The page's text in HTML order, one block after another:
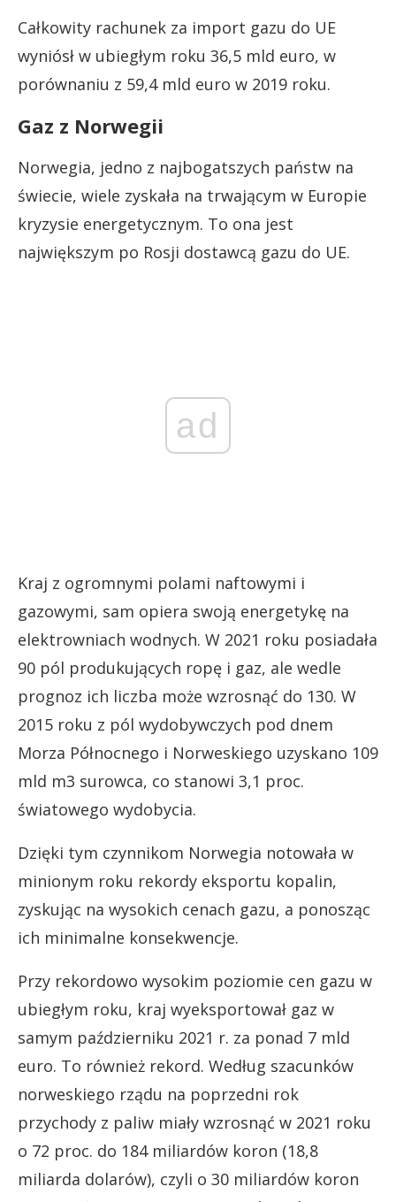
Całkowity rachunek za import gazu do UE
wyniósł w ubiegłym roku 36,5 mld euro, w
porównaniu z 59,4 mld euro w 2019 roku.
Gaz z Norwegii
Norwegia, jedno z najbogatszych państw na
świecie, wiele zyskała na trwającym w Europie
kryzysie energetycznym. To ona jest
największym po Rosji dostawcą gazu do UE.
ad
Kraj z ogromnymi polami naftowymi i
gazowymi, sam opiera swoją energetykę na
elektrowniach wodnych. W 2021 roku posiadała
90 pól produkujących ropę i gaz, ale wedle
prognoz ich liczba może wzrosnąć do 130. W
2015 roku z pól wydobywczych pod dnem
Morza Północnego i Norweskiego uzyskano 109
mld m3 surowca, co stanowi 3,1 proc.
światowego wydobycia.
Dzięki tym czynnikom Norwegia notowała w
minionym roku rekordy eksportu kopalin,
zyskując na wysokich cenach gazu, a ponosząc
ich minimalne konsekwencje.
Przy rekordowo wysokim poziomie cen gazu w
ubiegłym roku, kraj wyeksportował gaz w
samym październiku 2021 r. za ponad 7 mld
euro. To również rekord. Według szacunków
norweskiego rządu na poprzedni rok
przychody z paliw miały wzrosnąć w 2021 roku
o 72 proc. do 184 miliardów koron (18,8
miliarda dolarów), czyli o 30 miliardów koron